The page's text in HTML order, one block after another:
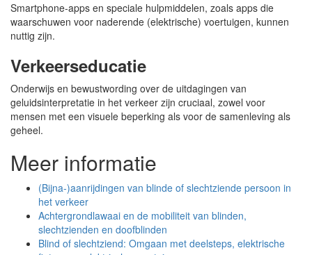
Smartphone-apps en speciale hulpmiddelen, zoals apps die
waarschuwen voor naderende (elektrische) voertuigen, kunnen
nuttig zijn.
Verkeerseducatie
Onderwijs en bewustwording over de uitdagingen van
geluidsinterpretatie in het verkeer zijn cruciaal, zowel voor
mensen met een visuele beperking als voor de samenleving als
geheel.
Meer informatie
(Bijna-)aanrijdingen van blinde of slechtziende persoon in
het verkeer
Achtergrondlawaai en de mobiliteit van blinden,
slechtzienden en doofblinden
Blind of slechtziend: Omgaan met deelsteps, elektrische